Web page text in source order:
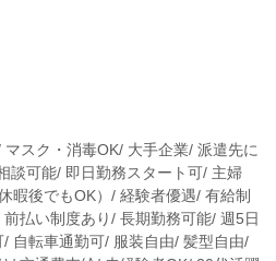
スク・消毒OK/ 大手企業/ 派遣先に
談可能/ 即日勤務スタート可/ 主婦
暇後でもOK）/ 経験者優遇/ 有給制
払い制度あり/ 長期勤務可能/ 週5日
自転車通勤可/ 服装自由/ 髪型自由/